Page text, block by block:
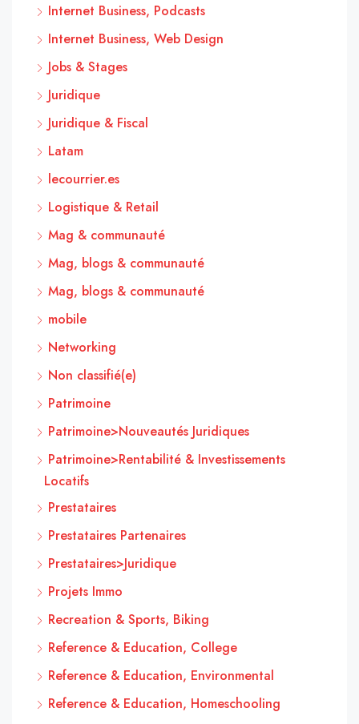
Internet Business, Podcasts
Internet Business, Web Design
Jobs & Stages
Juridique
Juridique & Fiscal
Latam
lecourrier.es
Logistique & Retail
Mag & communauté
Mag, blogs & communauté
Mag, blogs & communauté
mobile
Networking
Non classifié(e)
Patrimoine
Patrimoine>Nouveautés Juridiques
Patrimoine>Rentabilité & Investissements
Locatifs
Prestataires
Prestataires Partenaires
Prestataires>Juridique
Projets Immo
Recreation & Sports, Biking
Reference & Education, College
Reference & Education, Environmental
Reference & Education, Homeschooling